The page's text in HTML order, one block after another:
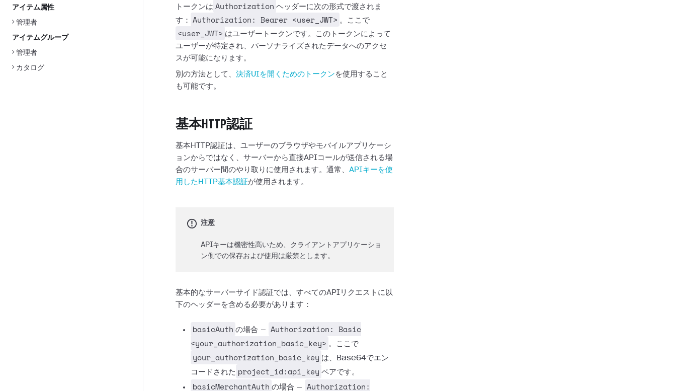
アイテム属性
管理者
アイテムグループ
管理者
カタログ
トークンは Authorization ヘッダーに次の形式で渡されま
す：
Authorization: Bearer <user_JWT> 。ここで
<user_JWT> はユーザートークンです。このトークンによって
ユーザーが特定され、パーソナライズされたデータへのアクセ
スが可能になります。
別の方法として、 決済UIを開くためのトークン を使用すること
も可能です。
基本HTTP認証
基本HTTP認証は、ユーザーのブラウザやモバイルアプリケーシ
ョンからではなく、サーバーから直接APIコールが送信される場
合のサーバー間のやり取りに使用されます。通常、 APIキーを使
用したHTTP基本認証が使用されます。
注意
APIキーは機密性高いため、クライアントアプリケーショ
ン側での保存および使用は厳禁とします。
基本的なサーバーサイド認証では、すべてのAPIリクエストに以
下のヘッダーを含める必要があります：
basicAuth の場合 —
Authorization: Basic
<your_authorization_basic_key> 。ここで
your_authorization_basic_key は、Base64でエン
コードされた project_id:api_key ペアです。
basicMerchantAuth の場合 —
Authorization: